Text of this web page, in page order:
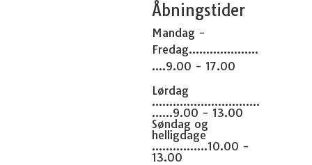
Åbningstider
Mandag -
Fredag....................
....9.00 - 17.00
Lørdag
...............................
......9.00 - 13.00
Søndag og
helligdage
................10.00 -
13.00